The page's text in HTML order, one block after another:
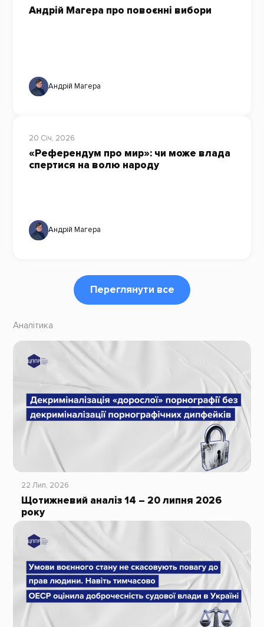
Андрій Магера про повоєнні вибори
Андрій Магера
20 Січ, 2026
«Референдум про мир»: чи може влада
спертися на волю народу
Андрій Магера
Переглянути все
Аналітика
22 Лип, 2026
Щотижневий аналіз 14 – 20 липня 2026
року